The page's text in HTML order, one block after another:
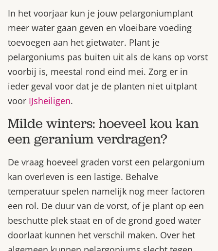
In het voorjaar kun je jouw pelargoniumplant
meer water gaan geven en vloeibare voeding
toevoegen aan het gietwater. Plant je
pelargoniums pas buiten uit als de kans op vorst
voorbij is, meestal rond eind mei. Zorg er in
ieder geval voor dat je de planten niet uitplant
voor IJsheiligen.
Milde winters: hoeveel kou kan
een geranium verdragen?
De vraag hoeveel graden vorst een pelargonium
kan overleven is een lastige. Behalve
temperatuur spelen namelijk nog meer factoren
een rol. De duur van de vorst, of je plant op een
beschutte plek staat en of de grond goed water
doorlaat kunnen het verschil maken. Over het